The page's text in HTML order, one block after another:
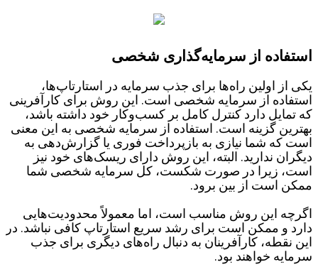
استفاده از سرمایه‌گذاری شخصی
یکی از اولین راه‌ها برای جذب سرمایه در استارتاپ‌ها،
استفاده از سرمایه شخصی است. این روش برای کارآفرینی
که تمایل دارد کنترل کامل بر کسب‌وکار خود داشته باشد،
بهترین گزینه است. استفاده از سرمایه شخصی به این معنی
است که شما نیازی به بازپرداخت فوری یا گزارش‌دهی به
دیگران ندارید. البته، این روش دارای ریسک‌های خود نیز
است، زیرا در صورت شکست، کل سرمایه شخصی شما
ممکن است از بین برود.
اگرچه این روش مناسب است، اما معمولاً محدودیت‌هایی
دارد و ممکن است برای رشد سریع استارتاپ کافی نباشد. در
این نقطه، کارآفرینان به دنبال راه‌های دیگری برای جذب
سرمایه خواهند بود.